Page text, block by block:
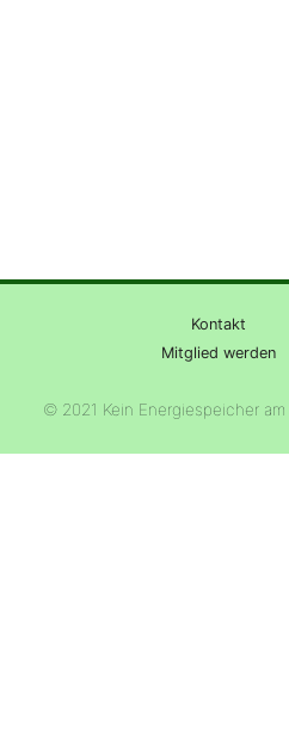
Kontakt
Mitglied werden
© 2021 Kein Energiespeicher am